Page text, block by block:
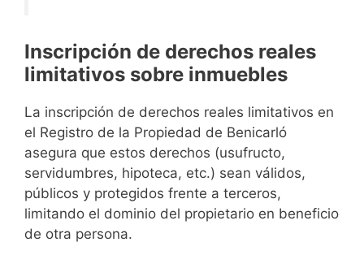
Inscripción de derechos reales
limitativos sobre inmuebles
La inscripción de derechos reales limitativos en
el Registro de la Propiedad de Benicarló
asegura que estos derechos (usufructo,
servidumbres, hipoteca, etc.) sean válidos,
públicos y protegidos frente a terceros,
limitando el dominio del propietario en beneficio
de otra persona.